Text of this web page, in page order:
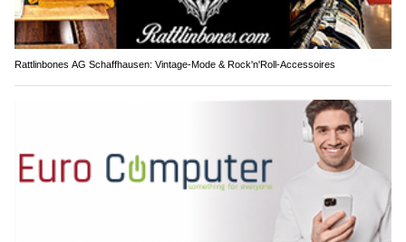
Rattlinbones AG Schaffhausen: Vintage-Mode & Rock'n'Roll-Accessoires